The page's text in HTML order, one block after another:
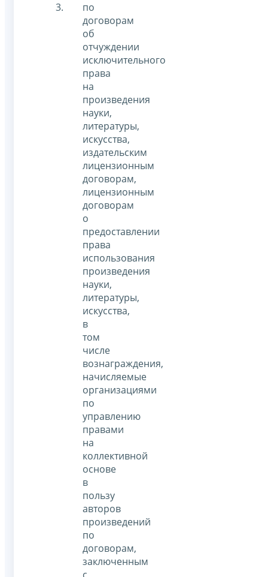
по
договорам
об
отчуждении
исключительного
права
на
произведения
науки,
литературы,
искусства,
издательским
лицензионным
договорам,
лицензионным
договорам
о
предоставлении
права
использования
произведения
науки,
литературы,
искусства,
в
том
числе
вознаграждения,
начисляемые
организациями
по
управлению
правами
на
коллективной
основе
в
пользу
авторов
произведений
по
договорам,
заключенным